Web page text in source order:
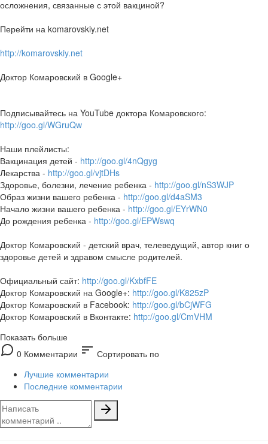
осложнения, связанные с этой вакциной?
Перейти на komarovskiy.net
http://komarovskiy.net
Доктор Комаровский в Google+
Подписывайтесь на YouTube доктора Комаровского:
http://goo.gl/WGruQw
Наши плейлисты:
Вакцинация детей - http://goo.gl/4nQgyg
Лекарства - http://goo.gl/vjtDHs
Здоровье, болезни, лечение ребенка - http://goo.gl/nS3WJP
Образ жизни вашего ребенка - http://goo.gl/d4aSM3
Начало жизни вашего ребенка - http://goo.gl/EYrWN0
До рождения ребенка - http://goo.gl/EPWswq
Доктор Комаровский - детский врач, телеведущий, автор книг о
здоровье детей и здравом смысле родителей.
Официальный сайт: http://goo.gl/KxbfFE
Доктор Комаровский на Google+: http://goo.gl/K825zP
Доктор Комаровский в Facebook: http://goo.gl/bCjWFG
Доктор Комаровский в Вконтакте: http://goo.gl/CmVHM
Показать больше
0 Комментарии sort Сортировать по
Лучшие комментарии
Последние комментарии